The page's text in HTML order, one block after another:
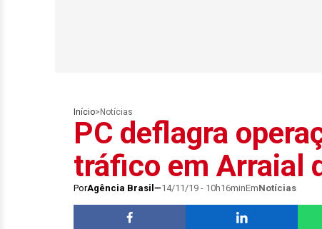
Início> Notícias
PC deflagra
tráfico em Arraial
PorAgência Brasil 14/11/19 - 10h16minEmNotícias